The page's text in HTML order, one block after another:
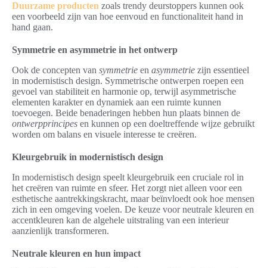
Duurzame producten zoals trendy deurstoppers kunnen ook
een voorbeeld zijn van hoe eenvoud en functionaliteit hand in
hand gaan.
Symmetrie en asymmetrie in het ontwerp
Ook de concepten van symmetrie en asymmetrie zijn essentieel
in modernistisch design. Symmetrische ontwerpen roepen een
gevoel van stabiliteit en harmonie op, terwijl asymmetrische
elementen karakter en dynamiek aan een ruimte kunnen
toevoegen. Beide benaderingen hebben hun plaats binnen de
ontwerpprincipes en kunnen op een doeltreffende wijze gebruikt
worden om balans en visuele interesse te creëren.
Kleurgebruik in modernistisch design
In modernistisch design speelt kleurgebruik een cruciale rol in
het creëren van ruimte en sfeer. Het zorgt niet alleen voor een
esthetische aantrekkingskracht, maar beïnvloedt ook hoe mensen
zich in een omgeving voelen. De keuze voor neutrale kleuren en
accentkleuren kan de algehele uitstraling van een interieur
aanzienlijk transformeren.
Neutrale kleuren en hun impact